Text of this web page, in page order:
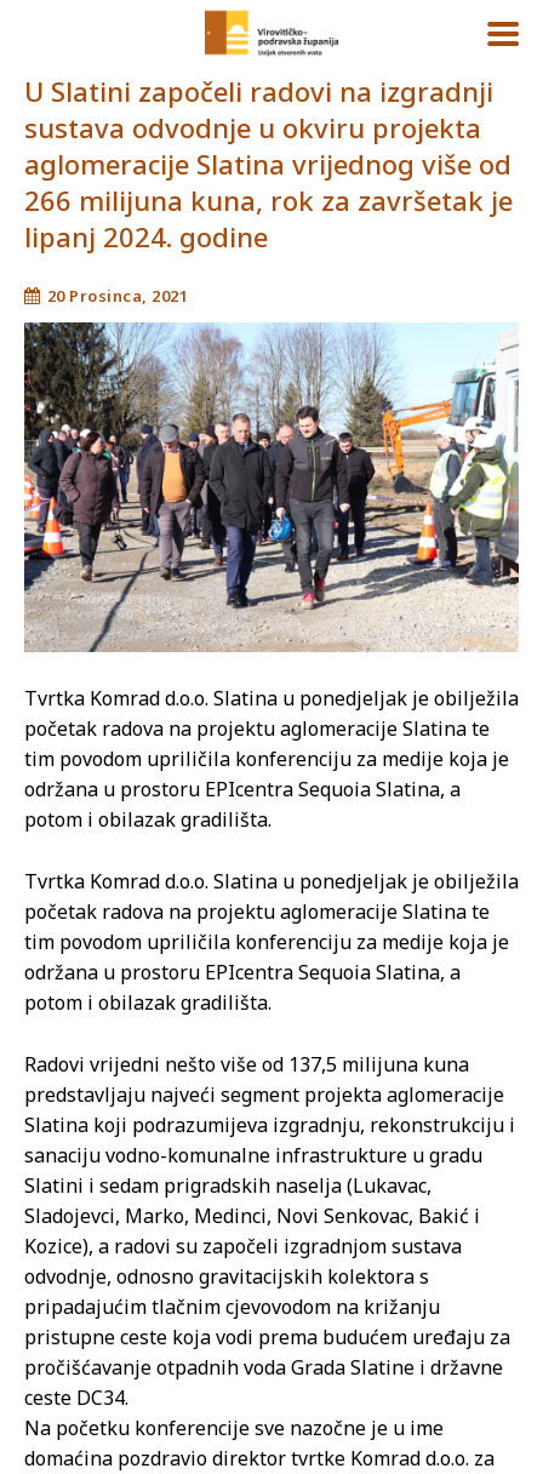
U Slatini započeli radovi na izgradnji
sustava odvodnje u okviru projekta
aglomeracije Slatina vrijednog više od
266 milijuna kuna, rok za završetak je
lipanj 2024. godine
20 Prosinca, 2021
Tvrtka Komrad d.o.o. Slatina u ponedjeljak je obilježila
početak radova na projektu aglomeracije Slatina te
tim povodom upriličila konferenciju za medije koja je
održana u prostoru EPIcentra Sequoia Slatina, a
potom i obilazak gradilišta.
Tvrtka Komrad d.o.o. Slatina u ponedjeljak je obilježila
početak radova na projektu aglomeracije Slatina te
tim povodom upriličila konferenciju za medije koja je
održana u prostoru EPIcentra Sequoia Slatina, a
potom i obilazak gradilišta.
Radovi vrijedni nešto više od 137,5 milijuna kuna
predstavljaju najveći segment projekta aglomeracije
Slatina koji podrazumijeva izgradnju, rekonstrukciju i
sanaciju vodno-komunalne infrastrukture u gradu
Slatini i sedam prigradskih naselja (Lukavac,
Sladojevci, Marko, Medinci, Novi Senkovac, Bakić i
Kozice), a radovi su započeli izgradnjom sustava
odvodnje, odnosno gravitacijskih kolektora s
pripadajućim tlačnim cjevovodom na križanju
pristupne ceste koja vodi prema budućem uređaju za
pročišćavanje otpadnih voda Grada Slatine i državne
ceste DC34.
Na početku konferencije sve nazočne je u ime
domaćina pozdravio direktor tvrtke Komrad d.o.o. za